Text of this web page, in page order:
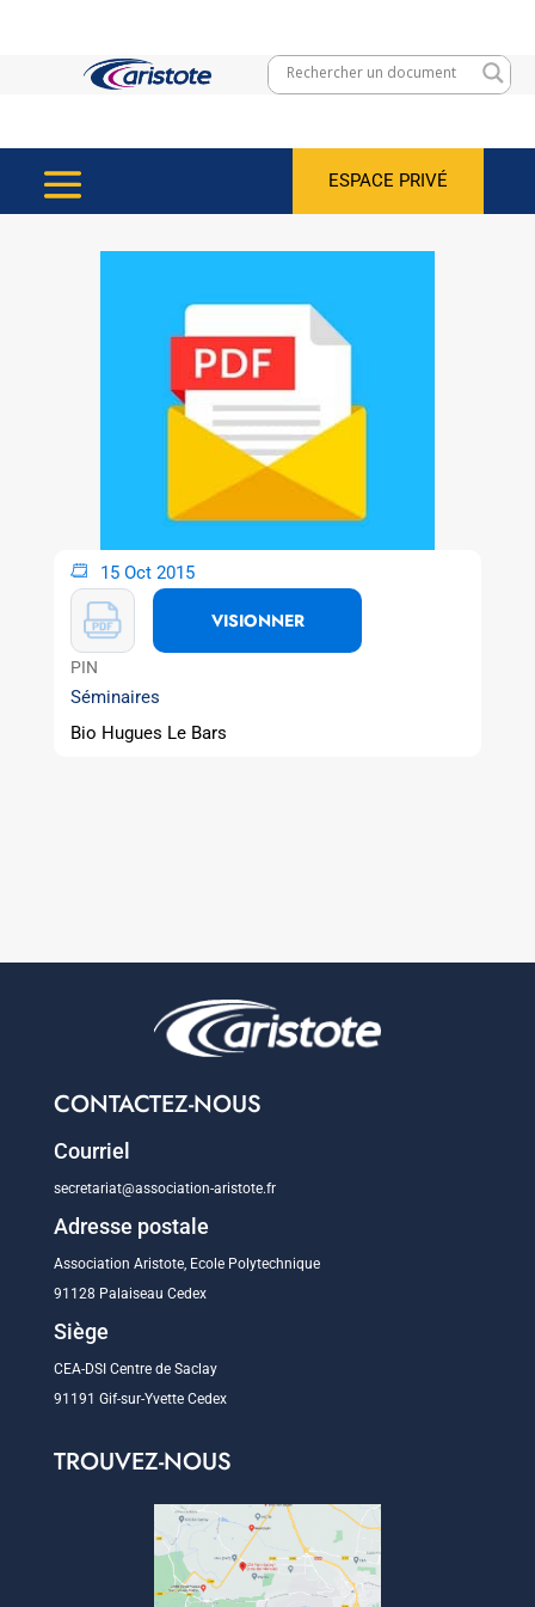
ESPACE PRIVÉ
15 Oct 2015
VISIONNER
PIN
Séminaires
Bio Hugues Le Bars
CONTACTEZ-NOUS
Courriel
secretariat@association-aristote.fr
Adresse postale
Association Aristote, Ecole Polytechnique
91128 Palaiseau Cedex
Siège
CEA-DSI Centre de Saclay
91191 Gif-sur-Yvette Cedex
TROUVEZ-NOUS